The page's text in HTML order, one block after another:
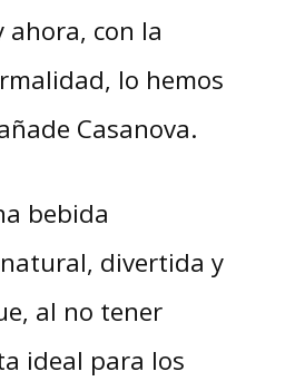
ahora, con la
lo hemos
Casanova.
bebida
divertida y
al no tener
ideal para los